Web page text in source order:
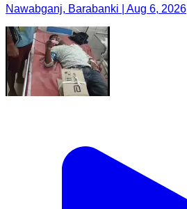
Nawabganj, Barabanki | Aug 6, 2026